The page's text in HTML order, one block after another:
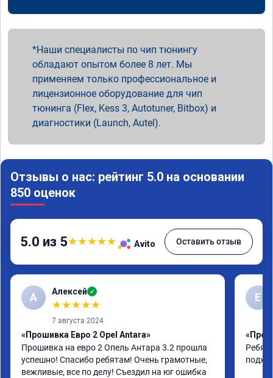
Наши специалисты по чип тюнингу
обладают опытом более 8 лет. Мы
применяем только профессиональное и
лицензионное оборудование для чип
тюнинга (Flex, Kess 3, Autotuner, Bitbox) и
диагностики (Launch, Autel).
Отзывы о нас: рейтинг 5.0 на основании
850 оценок
5.0 из 5★★★★★ Avito Оставить отзыв
А Алексей ✓
★★★★★
7 августа 2024
«Прошивка Евро 2 Opel Antara»
Прошивка на евро 2 Опель Антара 3.2 прошла
успешно! Спасибо ребятам! Очень грамотные,
вежливые, все по делу! Съездил на юг ошибка
E